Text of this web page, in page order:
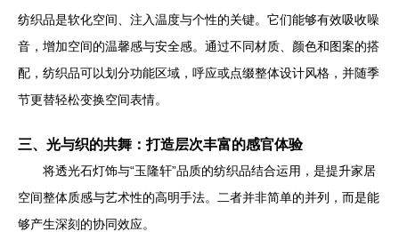
纺织品是软化空间、注入温度与个性的关键。它们能够有效吸收噪
音，增加空间的温馨感与安全感。通过不同材质、颜色和图案的搭
配，纺织品可以划分功能区域，呼应或点缀整体设计风格，并随季
节更替轻松变换空间表情。
三、光与织的共舞：打造层次丰富的感官体验
将透光石灯饰与“玉隆轩”品质的纺织品结合运用，是提升家居
空间整体质感与艺术性的高明手法。二者并非简单的并列，而是能
够产生深刻的协同效应。